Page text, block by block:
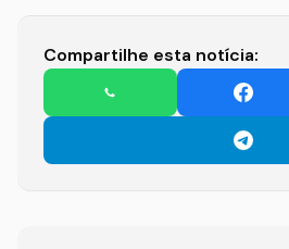
Compartilhe esta notícia: